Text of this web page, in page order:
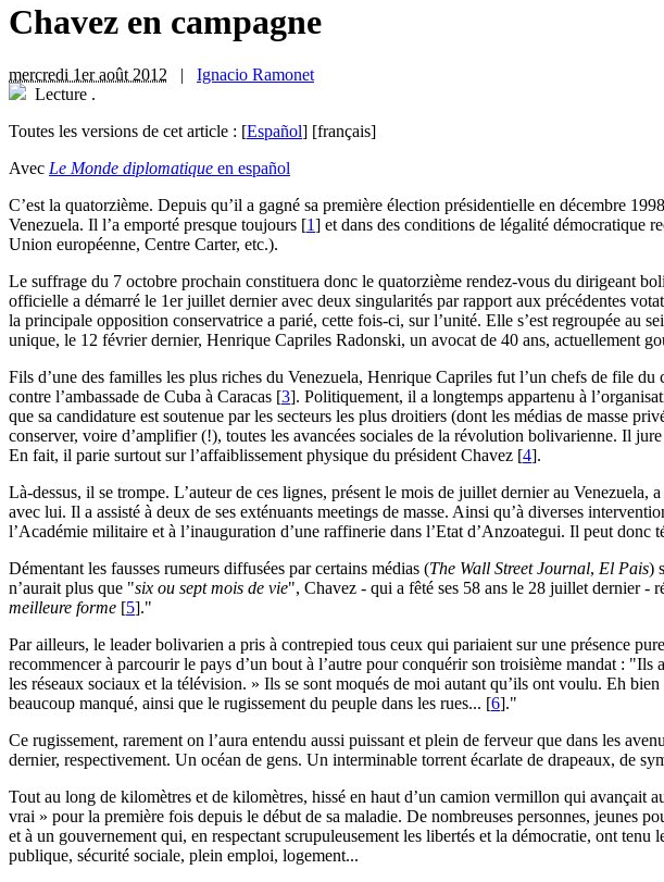
Chavez en campagne
mercredi 1er août 2012 | Ignacio Ramonet
Lecture .
Toutes les versions de cet article : [Español] [français]
Avec Le Monde diplomatique en español
C’est la quatorzième. Depuis qu’il a gagné sa première élection présidentielle en décembre
Venezuela. Il l’a emporté presque toujours [1] et dans des conditions de légalité démocratique
Union européenne, Centre Carter, etc.).
Le suffrage du 7 octobre prochain constituera donc le quatorzième rendez-vous du dirigeant
officielle a démarré le 1er juillet dernier avec deux singularités par rapport aux précédentes
la principale opposition conservatrice a parié, cette fois-ci, sur l’unité. Elle s’est regroupée
unique, le 12 février dernier, Henrique Capriles Radonski, un avocat de 40 ans, actuellement
Fils d’une des familles les plus riches du Venezuela, Henrique Capriles fut l’un chefs de file
contre l’ambassade de Cuba à Caracas [3]. Politiquement, il a longtemps appartenu à
que sa candidature est soutenue par les secteurs les plus droitiers (dont les médias de masse
conserver, voire d’amplifier (!), toutes les avancées sociales de la révolution bolivarienne. Il
En fait, il parie surtout sur l’affaiblissement physique du président Chavez [4].
Là-dessus, il se trompe. L’auteur de ces lignes, présent le mois de juillet dernier au
avec lui. Il a assisté à deux de ses exténuants meetings de masse. Ainsi qu’à diverses
l’Académie militaire et à l’inauguration d’une raffinerie dans l’Etat d’Anzoategui. Il peut
Démentant les fausses rumeurs diffusées par certains médias (The Wall Street Journal, El Pais)
n’aurait plus que "six ou sept mois de vie", Chavez - qui a fêté ses 58 ans le 28 juillet dernier -
meilleure forme [5]."
Par ailleurs, le leader bolivarien a pris à contrepied tous ceux qui pariaient sur une présence
recommencer à parcourir le pays d’un bout à l’autre pour conquérir son troisième mandat :
les réseaux sociaux et la télévision. » Ils se sont moqués de moi autant qu’ils ont voulu. Eh
beaucoup manqué, ainsi que le rugissement du peuple dans les rues... [6]."
Ce rugissement, rarement on l’aura entendu aussi puissant et plein de ferveur que dans les
dernier, respectivement. Un océan de gens. Un interminable torrent écarlate de drapeaux, de
Tout au long de kilomètres et de kilomètres, hissé en haut d’un camion vermillon qui avançait
vrai » pour la première fois depuis le début de sa maladie. De nombreuses personnes, jeunes
et à un gouvernement qui, en respectant scrupuleusement les libertés et la démocratie, ont
publique, sécurité sociale, plein emploi, logement...